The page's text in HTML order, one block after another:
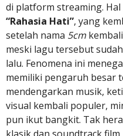
di platform streaming.
“Rahasia Hati”, yang
setelah nama 5cm
meski lagu tersebut
lalu. Fenomena ini
memiliki pengaruh besar
mendengarkan musik,
visual kembali populer,
pun ikut bangkit. Tak